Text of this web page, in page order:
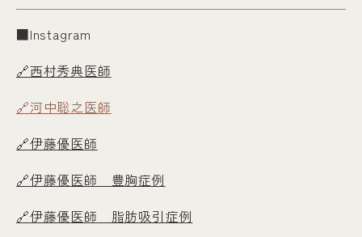
■Instagram
🔗西村秀典医師
🔗河中聡之医師
🔗伊藤優医師
🔗伊藤優医師＿豊胸症例
🔗伊藤優医師＿脂肪吸引症例